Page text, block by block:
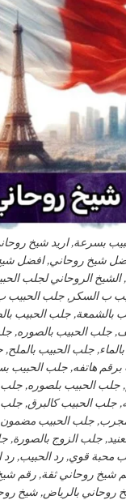
بسرعة, اريد شيخ
شيخ روحاني, افضل
الروحاني لجلب
ب السكر, جلب
بالشمعة, جلب الحبيب
جلب الحبيب بالصوره,
جلب الحبيب
برقم هاتفه, جلب
الحبيب بلصوره,
الحبيب كالبرق, جلب
جلب الحبيب مضمون,
جلب الزوج
قوي, رد الحبيب, رد
شيخ روحاني ثقة, رقم
بالرياض, شيخ